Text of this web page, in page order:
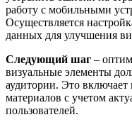
работу с мобильными
Осуществляется
данных для улучшения
Следующий шаг –
визуальные элементы
аудитории. Это включает
материалов с учетом
пользователей.